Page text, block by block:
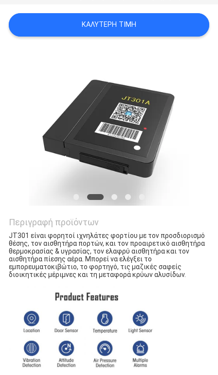
POLICY
ΚΑΛΎΤΕΡΗ ΤΙΜΉ
Περιγραφή προϊόντων
JT301 είναι φορητοί ιχνηλάτες φορτίου με τον προσδιορισμό
θέσης, τον αισθητήρα πορτών, και τον προαιρετικό αισθητήρα
θερμοκρασίας & υγρασίας, τον ελαφρύ αισθητήρα και τον
αισθητήρα πίεσης αέρα. Μπορεί να ελέγξει το
εμπορευματοκιβώτιο, το φορτηγό, τις μαζικές σαφείς
διοικητικές μέριμνες και τη μεταφορά κρύων αλυσίδων.